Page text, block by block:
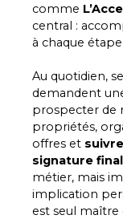
comme
central :
à chaque
Au quotidien,
demandent
prospecter de
propriétés,
offres et
signature
métier, mais
implication
est seul maître